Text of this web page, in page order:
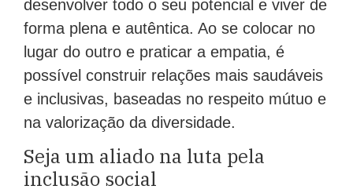
desenvolver todo o seu potencial e viver de
forma plena e autêntica. Ao se colocar no
lugar do outro e praticar a empatia, é
possível construir relações mais saudáveis
e inclusivas, baseadas no respeito mútuo e
na valorização da diversidade.
Seja um aliado na luta pela
inclusão social